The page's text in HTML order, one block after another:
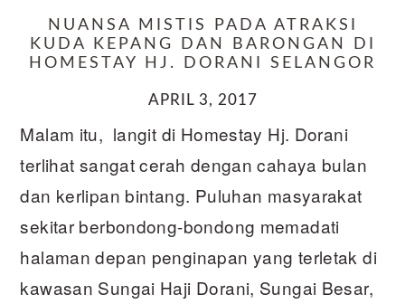
NUANSA MISTIS PADA ATRAKSI
KUDA KEPANG DAN BARONGAN DI
HOMESTAY HJ. DORANI SELANGOR
APRIL 3, 2017
Malam itu, langit di Homestay Hj. Dorani
terlihat sangat cerah dengan cahaya bulan
dan kerlipan bintang. Puluhan masyarakat
sekitar berbondong-bondong memadati
halaman depan penginapan yang terletak di
kawasan Sungai Haji Dorani, Sungai Besar,